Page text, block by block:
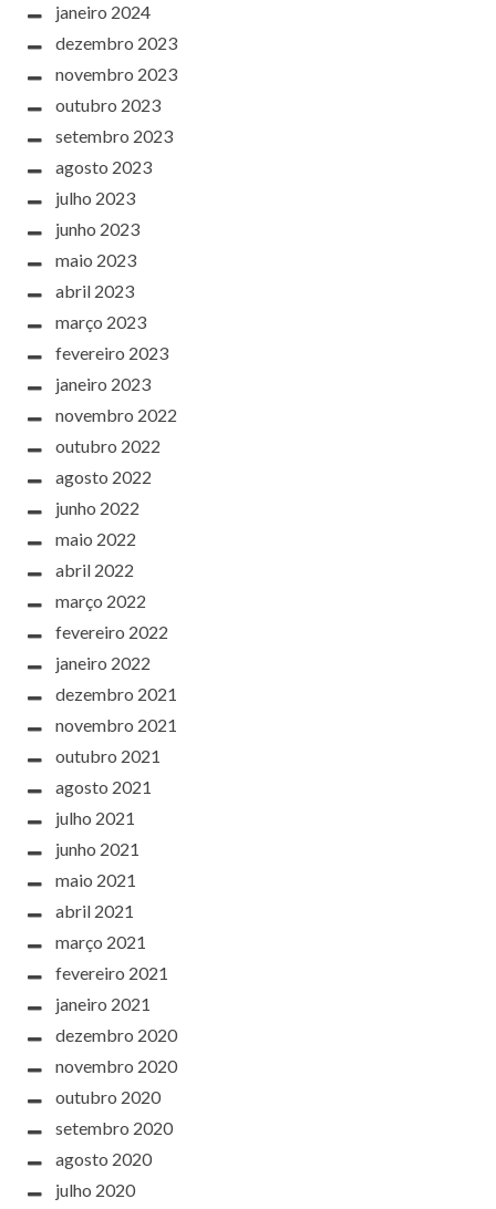
janeiro 2024
dezembro 2023
novembro 2023
outubro 2023
setembro 2023
agosto 2023
julho 2023
junho 2023
maio 2023
abril 2023
março 2023
fevereiro 2023
janeiro 2023
novembro 2022
outubro 2022
agosto 2022
junho 2022
maio 2022
abril 2022
março 2022
fevereiro 2022
janeiro 2022
dezembro 2021
novembro 2021
outubro 2021
agosto 2021
julho 2021
junho 2021
maio 2021
abril 2021
março 2021
fevereiro 2021
janeiro 2021
dezembro 2020
novembro 2020
outubro 2020
setembro 2020
agosto 2020
julho 2020